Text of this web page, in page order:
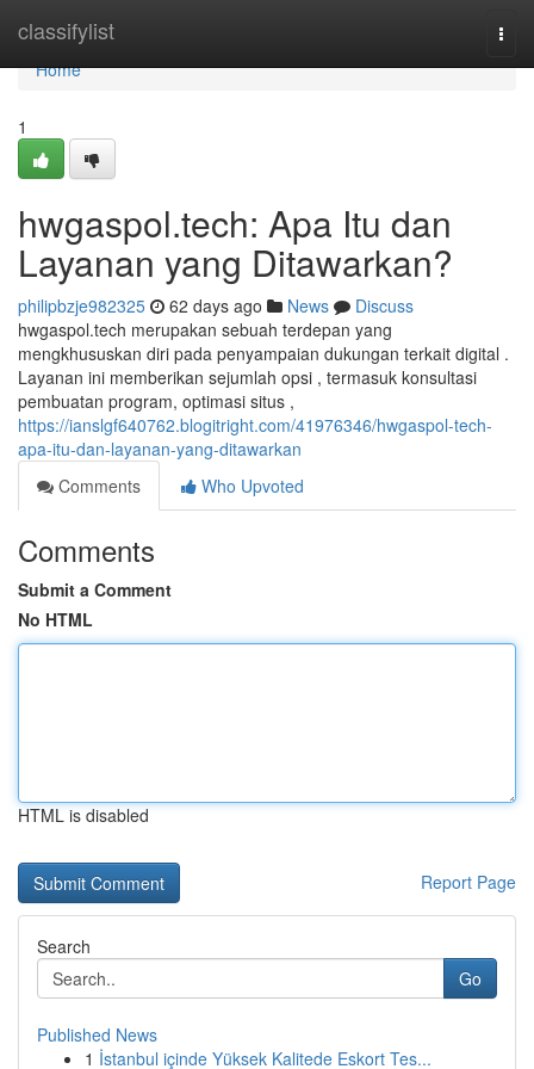
classifylist
Home
Home
1
hwgaspol.tech: Apa Itu dan
Layanan yang Ditawarkan?
philipbzje982325 62 days ago News
Discuss
hwgaspol.tech merupakan sebuah terdepan yang
mengkhususkan diri pada penyampaian dukungan terkait digital .
Layanan ini memberikan sejumlah opsi , termasuk konsultasi
pembuatan program, optimasi situs ,
https://ianslgf640762.blogitright.com/41976346/hwgaspol-tech-
apa-itu-dan-layanan-yang-ditawarkan
Comments
Who Upvoted
Comments
Submit a Comment
No HTML
HTML is disabled
Report Page
Search
Go
Published News
1 İstanbul içinde Yüksek Kalitede Eskort Tes...